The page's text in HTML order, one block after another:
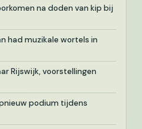
na doden van kip bij
had muzikale wortels in
Rijswijk, voorstellingen
podium tijdens